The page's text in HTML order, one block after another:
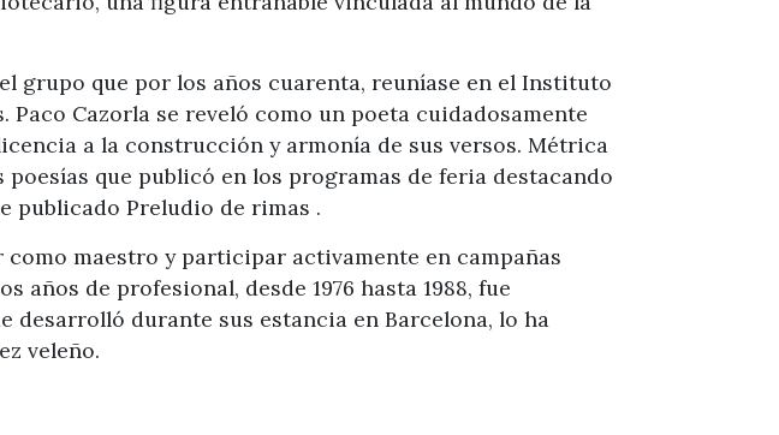
grupo que por los años cuarenta, reuníase en el Instituto
Cazorla se reveló como un poeta cuidadosamente
a la construcción y armonía de sus versos. Métrica
que publicó en los programas de feria destacando
publicado Preludio de rimas .
maestro y participar activamente en campañas
de profesional, desde 1976 hasta 1988, fue
desarrolló durante sus estancia en Barcelona, lo ha
veleño.